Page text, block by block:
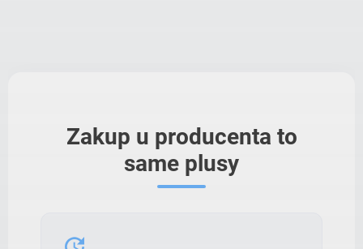
Zakup u producenta to
same plusy